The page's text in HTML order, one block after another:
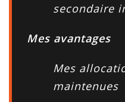
secondaire
Mes avantages
Mes
maintenues